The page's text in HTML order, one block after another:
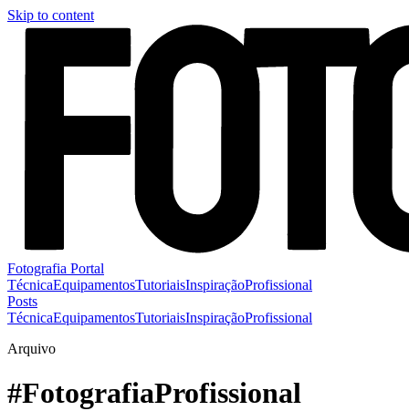
Skip to content
Fotografia Portal
TécnicaEquipamentosTutoriaisInspiraçãoProfissional
Posts
TécnicaEquipamentosTutoriaisInspiraçãoProfissional
Arquivo
#FotografiaProfissional